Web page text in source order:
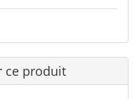
ce produit